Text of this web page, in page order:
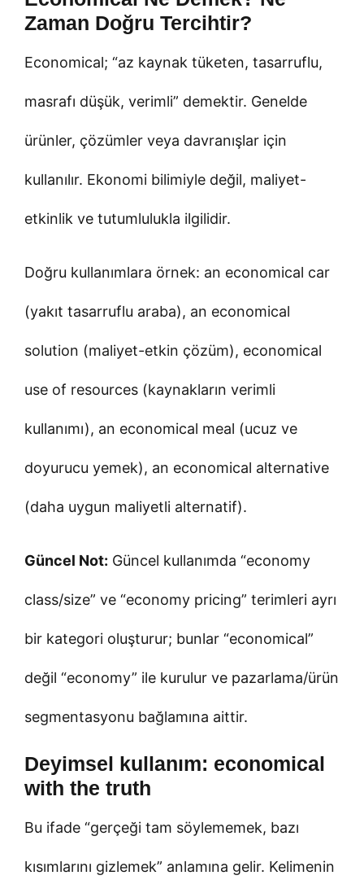
Zaman Doğru Tercihtir?
Economical; “az kaynak tüketen, tasarruflu,
masrafı düşük, verimli” demektir. Genelde
ürünler, çözümler veya davranışlar için
kullanılır. Ekonomi bilimiyle değil, maliyet-
etkinlik ve tutumlulukla ilgilidir.
Doğru kullanımlara örnek: an economical car
(yakıt tasarruflu araba), an economical
solution (maliyet-etkin çözüm), economical
use of resources (kaynakların verimli
kullanımı), an economical meal (ucuz ve
doyurucu yemek), an economical alternative
(daha uygun maliyetli alternatif).
Güncel Not: Güncel kullanımda “economy
class/size” ve “economy pricing” terimleri ayrı
bir kategori oluşturur; bunlar “economical”
değil “economy” ile kurulur ve pazarlama/ürün
segmentasyonu bağlamına aittir.
Deyimsel kullanım: economical
with the truth
Bu ifade “gerçeği tam söylememek, bazı
kısımlarını gizlemek” anlamına gelir. Kelimenin